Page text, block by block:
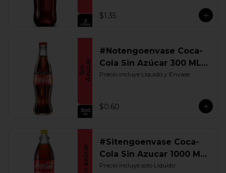
$1.35
#Notengoenvase Coca-
Cola Sin Azúcar 300 ML.
Retornable
Precio incluye Liquido y Envase
$0.60
#Sitengoenvase Coca-
Cola Sin Azucar 1000 ML.
Retornable
Precio incluye solo Liquido